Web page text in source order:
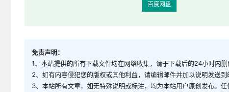
百度网盘
免责声明：
1、本站提供的所有下载文件均在网络收集，请于下载后的24小时内删
2、如有内容侵犯您的版权或其他利益，请编辑邮件并加以说明发送
3、本站所有文章，如无特殊说明或标注，均为本站用户原创发布。